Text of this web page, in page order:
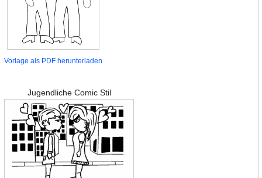
Vorlage als PDF herunterladen
Jugendliche Comic Stil